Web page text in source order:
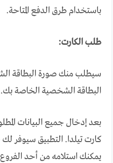
باستخدام طرق الدفع المتاحة.
طلب الكارت:
سيطلب منك صورة البطاقة
البطاقة الشخصية الخاصة بك.
بعد إدخال جميع البيانات
كارت تيلدا. التطبيق سيوفر
يمكنك استلامه من أحد الفروع